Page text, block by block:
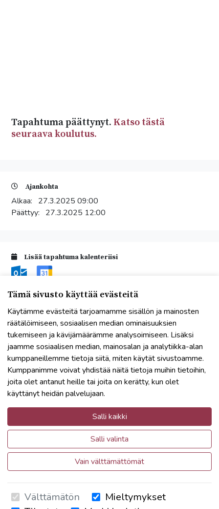
Tapahtuma päättynyt. Katso tästä
seuraava koulutus.
Ajankohta
Alkaa: 27.3.2025 09:00
Päättyy: 27.3.2025 12:00
Lisää tapahtuma kalenteriisi
Tapahtumapaikka
Etäkoulutus
Lisätiedot
YritysAkatemia | Yrittäjien Koulutuskeskus Oy
09 696 2950
info@yritysakatemia.fi
Ruoholahdenkatu 14, 00180 Helsinki
Tämä sivusto käyttää evästeitä
Käytämme evästeitä tarjoamamme sisällön ja mainosten
räätälöimiseen, sosiaalisen median ominaisuuksien
tukemiseen ja kävijämäärämme analysoimiseen. Lisäksi
jaamme sosiaalisen median, mainosalan ja analytiikka-alan
kumppaneillemme tietoja siitä, miten käytät sivustoamme.
Kumppanimme voivat yhdistää näitä tietoja muihin tietoihin,
joita olet antanut heille tai joita on kerätty, kun olet
käyttänyt heidän palvelujaan.
Salli kaikki
Salli valinta
Vain välttämättömät
Välttämätön
Mieltymykset